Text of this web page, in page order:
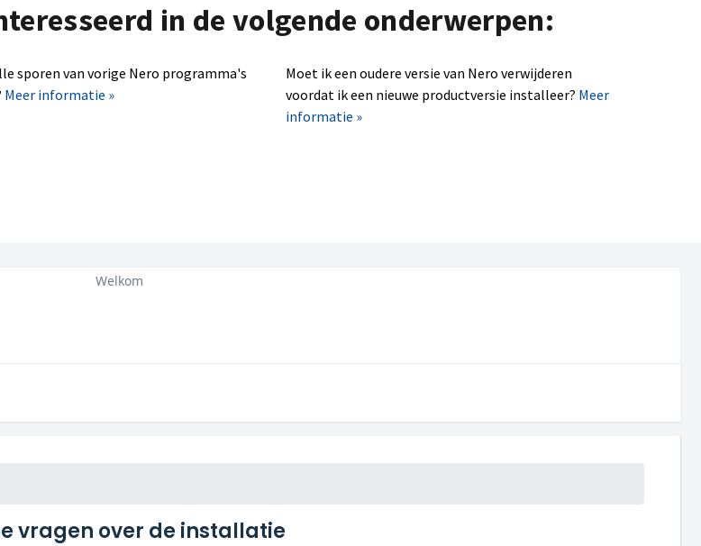
in de volgende onderwerpen:
sporen van vorige Nero programma's
Meer informatie »
Moet ik een oudere versie van Nero verwijderen
voordat ik een nieuwe productversie installeer? Meer
informatie »
Welkom
vragen over de installatie